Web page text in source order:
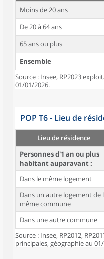
Moins de 20 ans
De 20 à 64 ans
65 ans ou plus
Ensemble
Source : Insee, RP2023
01/01/2026.
POP T6 - Lieu de
Lieu de résidence
Personnes d'1 an ou plus
habitant auparavant :
Dans le même logement
Dans un autre logement de
même commune
Dans une autre commune
Source : Insee, RP2012,
principales, géographie au